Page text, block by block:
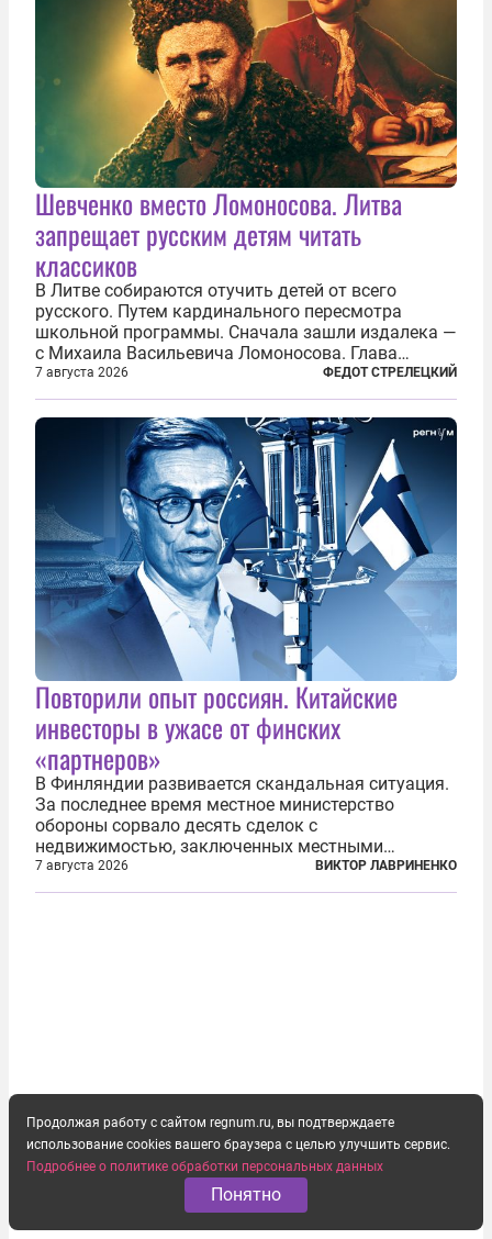
Шевченко вместо Ломоносова. Литва
запрещает русским детям читать
классиков
В Литве собираются отучить детей от всего
русского. Путем кардинального пересмотра
школьной программы. Сначала зашли издалека —
с Михаила Васильевича Ломоносова. Глава
правительства Литвы Миндаугас Синкявичюс
предложил исключить его тексты из программ
общего образования. Мотивировал он это тем,
7 августа 2026 ФЕДОТ СТРЕЛЕЦКИЙ
Повторили опыт россиян. Китайские
инвесторы в ужасе от финских
«партнеров»
В Финляндии развивается скандальная ситуация.
За последнее время местное министерство
обороны сорвало десять сделок с
недвижимостью, заключенных местными
фирмами с китайским капиталом. Чиновники
заявили, что они могли заключаться с целью
7 августа 2026 ВИКТОР ЛАВРИНЕНКО
Продолжая работу с сайтом regnum.ru, вы подтверждаете
использование cookies вашего браузера с целью улучшить сервис.
Подробнее о политике обработки персональных данных
Понятно